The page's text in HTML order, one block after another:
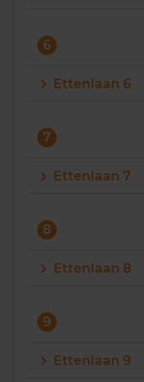
6
Ettenlaan 6
7
Ettenlaan 7
8
Ettenlaan 8
9
Ettenlaan 9